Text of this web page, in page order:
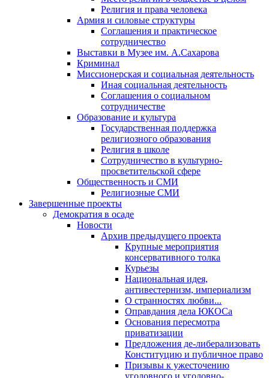
Религия и права человека
Армия и силовые структуры
Соглашения и практическое
сотрудничество
Выставки в Музее им. А.Сахарова
Криминал
Миссионерская и социальная деятельность
Иная социальная деятельность
Соглашения о социальном
сотрудничестве
Образование и культура
Государственная поддержка
религиозного образования
Религия в школе
Сотрудничество в культурно-
просветительской сфере
Общественность и СМИ
Религиозные СМИ
Завершенные проекты
Демократия в осаде
Новости
Архив предыдущего проекта
Крупные мероприятия
консервативного толка
Курьезы
Национальная идея,
антивестернизм, империализм
О странностях любви...
Оправдания дела ЮКОСа
Основания пересмотра
приватизации
Предложения де-либерализовать
Конституцию и публичное право
Призывы к ужесточению